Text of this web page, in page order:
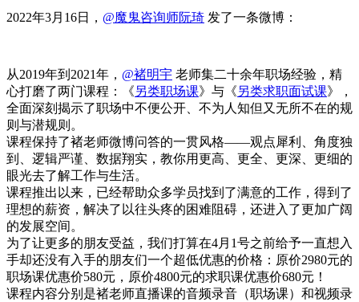
2022年3月16日， @魔鬼咨询师阮琦 发了一条微博：
从2019年到2021年， @褚明宇 老师集二十余年职场经验，精
心打磨了两门课程：《另类职场课》与《另类求职面试课》，
全面深刻揭示了职场中不便公开、不为人知但又无所不在的规
则与潜规则。
课程保持了褚老师微博问答的一贯风格——观点犀利、角度独
到、逻辑严谨、数据翔实，教你用更高、更全、更深、更细的
眼光去了解工作与生活。
课程推出以来，已经帮助众多学员找到了满意的工作，得到了
理想的薪资，解决了以往头疼的困难阻碍，还进入了更加广阔
的发展空间。
为了让更多的朋友受益，我们打算在4月1号之前给予一直想入
手却还没有入手的朋友们一个超低优惠的价格：原价2980元的
职场课优惠价580元，原价4800元的求职课优惠价680元！
课程内容分别是褚老师直播课的音频录音（职场课）和视频录